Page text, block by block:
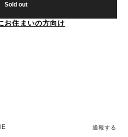
Sold out
お住まいの方向け
通報する